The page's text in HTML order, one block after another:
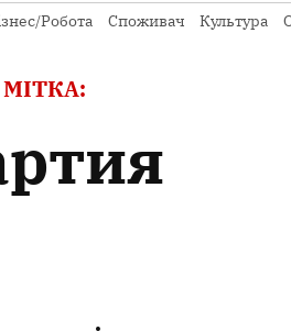
Робота Споживач Культура
МІТКА: